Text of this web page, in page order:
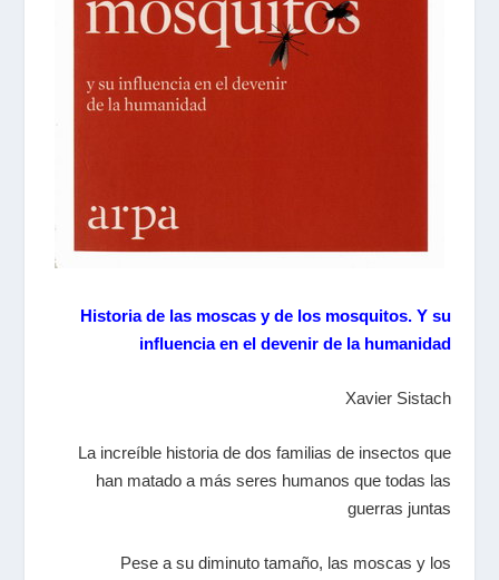
Historia de las moscas y de los mosquitos. Y su
influencia en el devenir de la humanidad
Xavier Sistach
La increíble historia de dos familias de insectos que
han matado a más seres humanos que todas las
guerras juntas
Pese a su diminuto tamaño, las moscas y los